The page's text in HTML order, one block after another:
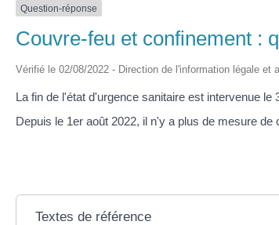
Question-réponse
Couvre-feu et confinement :
Vérifié le 02/08/2022 - Direction de l'information légale et
La fin de l'état d'urgence sanitaire est intervenue le
Depuis le 1er août 2022, il n'y a plus de mesure de
Textes de référence